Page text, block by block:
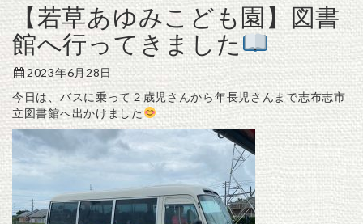
【若草あゆみこども園】図書
館へ行ってきました
2023年6月28日
今日は、バスに乗って２歳児さんから年長児さんまで志布志市
立図書館へ出かけました